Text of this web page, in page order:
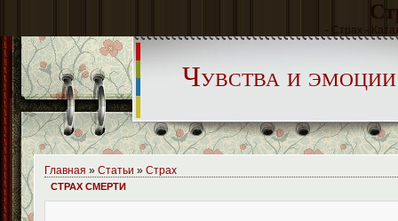
- Страх -
Чувства и эмоции
Главная » Статьи » Страх
СТРАХ СМЕРТИ